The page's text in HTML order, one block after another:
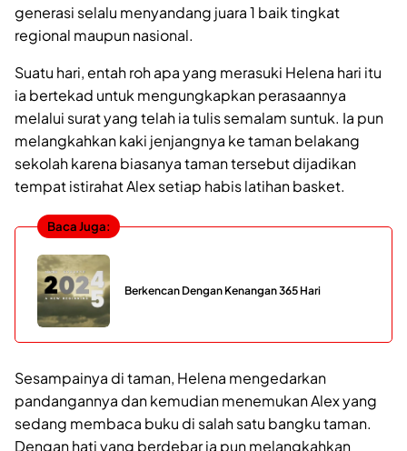
generasi selalu menyandang juara 1 baik tingkat
regional maupun nasional.
Suatu hari, entah roh apa yang merasuki Helena hari itu
ia bertekad untuk mengungkapkan perasaannya
melalui surat yang telah ia tulis semalam suntuk. Ia pun
melangkahkan kaki jenjangnya ke taman belakang
sekolah karena biasanya taman tersebut dijadikan
tempat istirahat Alex setiap habis latihan basket.
Baca Juga:
Berkencan Dengan Kenangan 365 Hari
Sesampainya di taman, Helena mengedarkan
pandangannya dan kemudian menemukan Alex yang
sedang membaca buku di salah satu bangku taman.
Dengan hati yang berdebar ia pun melangkahkan